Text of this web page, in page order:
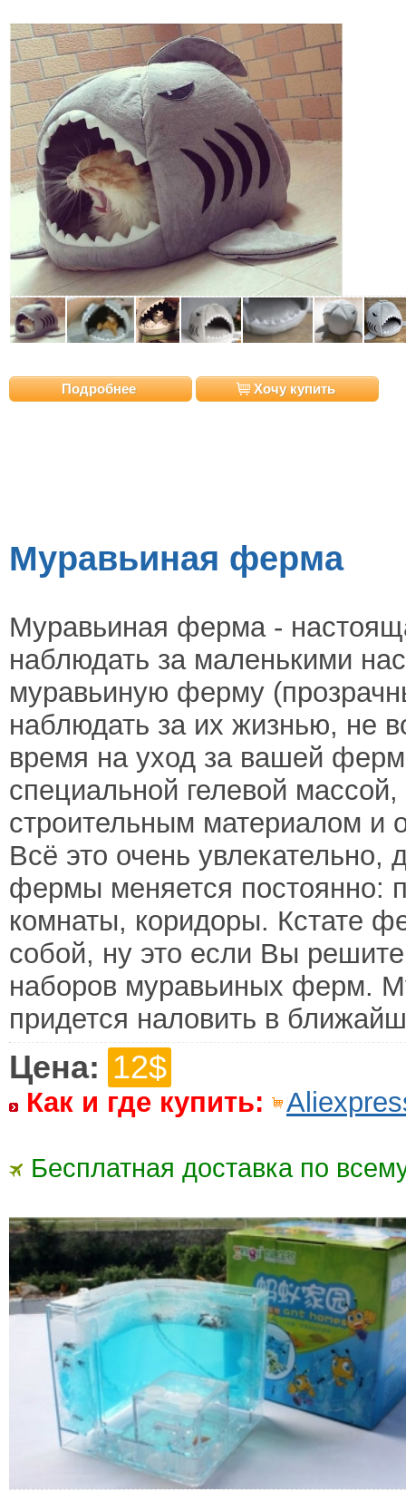
Подробнее Хочу купить
Муравьиная ферма
Муравьиная ферма -
наблюдать за маленькими
муравьиную ферму
наблюдать за их жизнью, не
время на уход за вашей
специальной гелевой
строительным материалом и
Всё это очень
фермы меняется постоянно:
комнаты, коридоры. Кстате
собой, ну это если Вы решите
наборов муравьиных ферм.
придется наловить в
Цена: 12$
Как и где купить:
Бесплатная доставка по